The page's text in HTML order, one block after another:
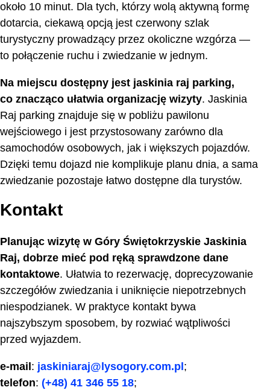
około 10 minut. Dla tych, którzy wolą aktywną formę
dotarcia, ciekawą opcją jest czerwony szlak
turystyczny prowadzący przez okoliczne wzgórza —
to połączenie ruchu i zwiedzanie w jednym.
Na miejscu dostępny jest jaskinia raj parking,
co znacząco ułatwia organizację wizyty. Jaskinia
Raj parking znajduje się w pobliżu pawilonu
wejściowego i jest przystosowany zarówno dla
samochodów osobowych, jak i większych pojazdów.
Dzięki temu dojazd nie komplikuje planu dnia, a sama
zwiedzanie pozostaje łatwo dostępne dla turystów.
Kontakt
Planując wizytę w Góry Świętokrzyskie Jaskinia
Raj, dobrze mieć pod ręką sprawdzone dane
kontaktowe. Ułatwia to rezerwację, doprecyzowanie
szczegółów zwiedzania i uniknięcie niepotrzebnych
niespodzianek. W praktyce kontakt bywa
najszybszym sposobem, by rozwiać wątpliwości
przed wyjazdem.
e-mail : jaskiniaraj@lysogory.com.pl ;
telefon: (+48) 41 346 55 18;